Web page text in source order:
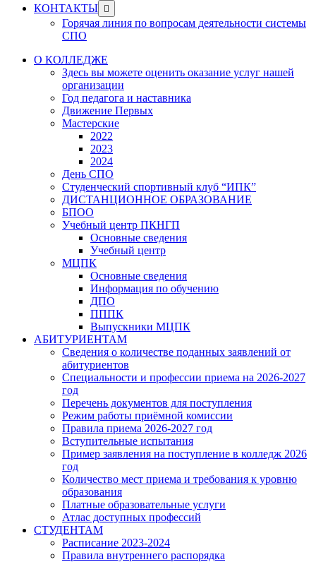
КОНТАКТЫ Show
sub
menu
Горячая линия по вопросам деятельности системы
СПО
О КОЛЛЕДЖЕ
Здесь вы можете оценить оказание услуг нашей
организации
Год педагога и наставника
Движение Первых
Мастерские
2022
2023
2024
День СПО
Студенческий спортивный клуб “ИПК”
ДИСТАНЦИОННОЕ ОБРАЗОВАНИЕ
БПОО
Учебный центр ПКНГП
Основные сведения
Учебный центр
МЦПК
Основные сведения
Информация по обучению
ДПО
ПППК
Выпускники МЦПК
АБИТУРИЕНТАМ
Сведения о количестве поданных заявлений от
абитуриентов
Специальности и профессии приема на 2026-2027
год
Перечень документов для поступления
Режим работы приёмной комиссии
Правила приема 2026-2027 год
Вступительные испытания
Пример заявления на поступление в колледж 2026
год
Количество мест приема и требования к уровню
образования
Платные образовательные услуги
Атлас доступных профессий
СТУДЕНТАМ
Расписание 2023-2024
Правила внутреннего распорядка